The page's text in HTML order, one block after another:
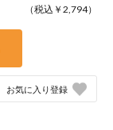
（税込￥ 2,794）
お気に入り登録